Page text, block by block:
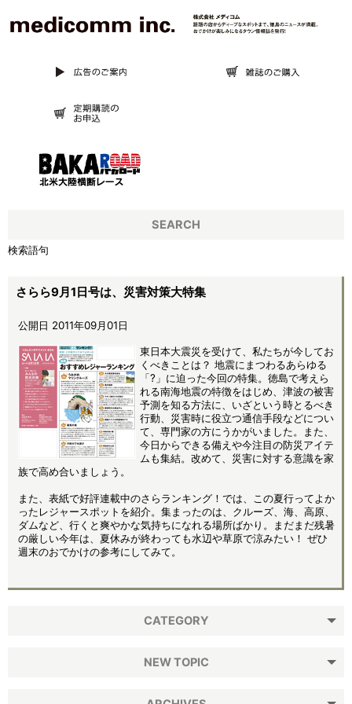
さらら9月1日号は、災害対策大特集
公開日 2011年09月01日
東日本大震災を受けて、私たちが今してお
くべきことは？ 地震にまつわるあらゆる
「?」に迫った今回の特集。徳島で考えら
れる南海地震の特徴をはじめ、津波の被害
予測を知る方法に、いざという時とるべき
行動、災害時に役立つ通信手段などについ
て、専門家の方にうかがいました。また、
今日からできる備えや今注目の防災アイテ
ムも集結。改めて、災害に対する意識を家
族で高め合いましょう。
また、表紙で好評連載中のさらランキング！では、この夏行ってよか
ったレジャースポットを紹介。集まったのは、クルーズ、海、高原、
ダムなど、行くと爽やかな気持ちになれる場所ばかり。まだまだ残暑
の厳しい今年は、夏休みが終わっても水辺や草原で涼みたい！ ぜひ
週末のおでかけの参考にしてみて。
CATEGORY
NEW TOPIC
SEARCH
検索語句